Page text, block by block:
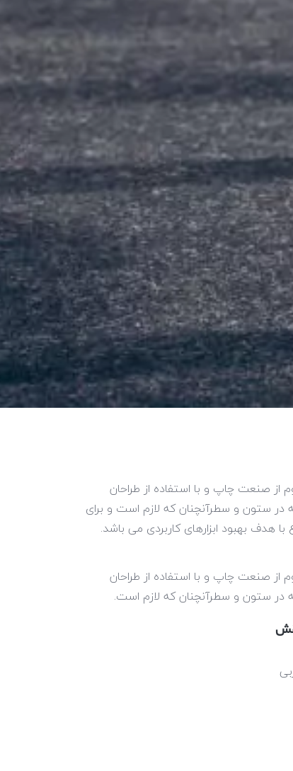
از صنعت چاپ و با استفاده از طراحان
در ستون و سطرآنچنان که لازم است و برای
با هدف بهبود ابزارهای کاربردی می باشد.
از صنعت چاپ و با استفاده از طراحان
در ستون و سطرآنچنان که لازم است.